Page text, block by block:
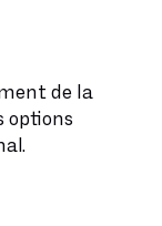
de la
options